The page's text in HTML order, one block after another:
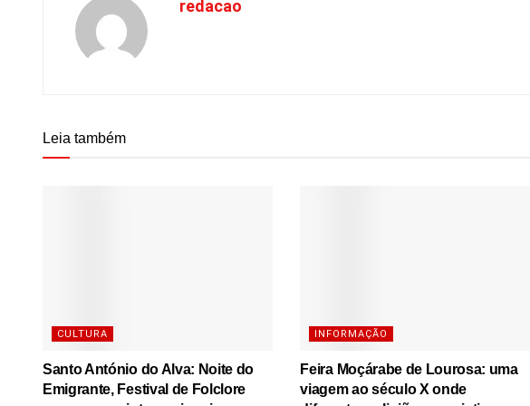
redacao
Leia também
CULTURA
Santo António do Alva: Noite do
Emigrante, Festival de Folclore
INFORMAÇÃO
Feira Moçárabe de Lourosa: uma
viagem ao século X onde